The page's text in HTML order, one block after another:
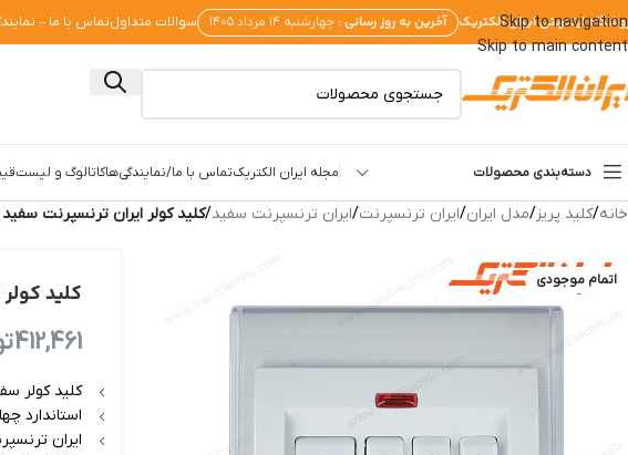
Skip to navigation
Skip to main content
اینترنتی ایران الکتریک آخرین به روز رسانی : چهارشنبه ۱۴ مرداد ۱۴۰۵ سوالات متداولتماس با ما –
دسته‌بندی محصولات مجله ایران الکتریکتماس با ما/نمایندگی‌هاکاتالوگ و
خانه/کلید پریز/مدل ایران/ایران ترنسپرنت/ایران ترنسپرنت سفید/کلید کولر ایران ترنسپرنت سفید
اتمام موجودی کلید
412,461
کلید کولر
استاندارد
ایران